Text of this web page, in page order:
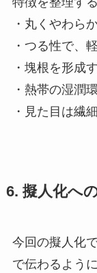
・丸くやわら
・つる性で、
・塊根を形成
・熱帯の湿潤
・見た目は繊
6. 擬人化へ
今回の擬人化
で伝わるよう